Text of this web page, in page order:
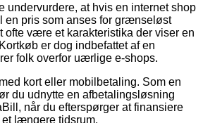
undervurdere, at hvis en internet shop
en pris som anses for grænseløst
ofte være et karakteristika der viser en
er dog indbefattet af en
folk overfor uærlige e-shops.
kort eller mobilbetaling. Som en
du udnytte en afbetalingsløsning
når du efterspørger at finansiere
længere tidsrum.